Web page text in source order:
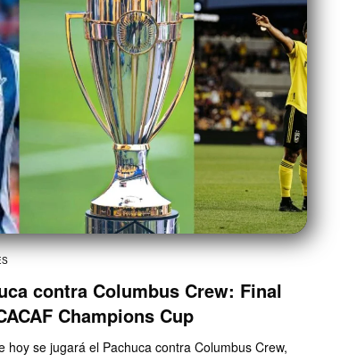
contra Columbus Crew: Final
Champions Cup
hoy se jugará el Pachuca contra Columbus Crew,